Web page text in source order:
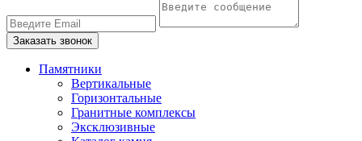
Памятники
Вертикальные
Горизонтальные
Гранитные комплексы
Эксклюзивные